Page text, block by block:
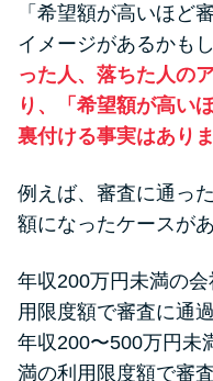
「希望額が高いほど
イメージがあるかも
った人、落ちた人の
り、「希望額が高い
裏付ける事実はあり
例えば、審査に通っ
額になったケースがあ
年収200万円未満の
用限度額で審査に通過
年収200〜500万円未
満の利用限度額で審